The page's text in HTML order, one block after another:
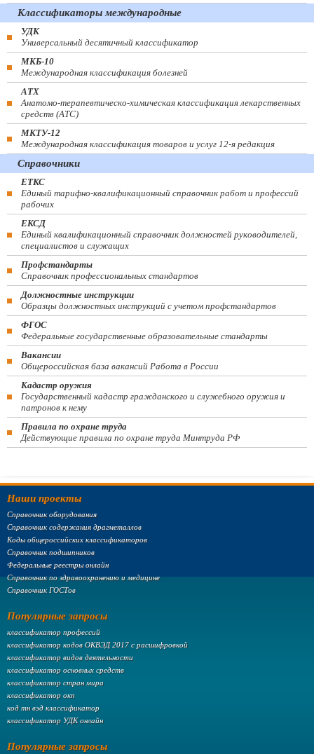
Классификаторы международные
УДК
Универсальный десятичный классификатор
МКБ-10
Международная классификация болезней
АТХ
Анатомо-терапевтическо-химическая классификация лекарственных
средств (ATC)
МКТУ-12
Международная классификация товаров и услуг 12-я редакция
Справочники
ЕТКС
Единый тарифно-квалификационный справочник работ и профессий
рабочих
ЕКСД
Единый квалификационный справочник должностей руководителей,
специалистов и служащих
Профстандарты
Справочник профессиональных стандартов
Должностные инструкции
Образцы должностных инструкций с учетом профстандартов
ФГОС
Федеральные государственные образовательные стандарты
Вакансии
Общероссийская база вакансий Работа в России
Кадастр оружия
Государственный кадастр гражданского и служебного оружия и
патронов к нему
Правила по охране труда
Действующие правила по охране труда Минтруда РФ
Наши проекты
Справочник оборудования
Справочник содержания драгметаллов
Коды общероссийских классификаторов
Справочник подшипников
Федеральные реестры онлайн
Справочник по здравоохранению и медицине
Справочник ГОСТов
Популярные запросы
классификатор профессий
классификатор кодов ОКВЭД 2017 с расшифровкой
классификатор видов деятельности
классификатор основных средств
классификатор стран мира
классификатор окп
код тн вэд классификатор
классификатор УДК онлайн
Популярные запросы